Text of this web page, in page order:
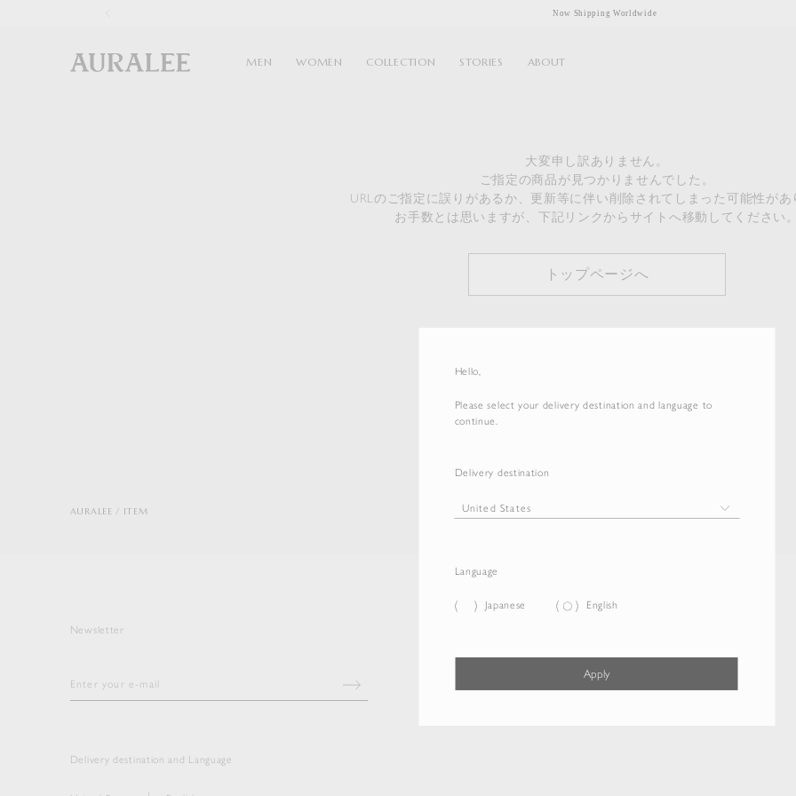
Hello,
Please select your delivery destination and language to
continue.
Delivery destination
Language
Japanese English
Apply
Now Shipping Worldwide
MEN WOMEN COLLECTION STORIES ABOUT
大変申し訳ありません。
ご指定の商品が見つかりませんでした。
URLのご指定に誤りがあるか、更新等に伴い削除されてしまった可能性があ
お手数とは思いますが、下記リンクからサイトへ移動してください。
トップページへ
AURALEE ITEM
Newsletter
Delivery destination and Language